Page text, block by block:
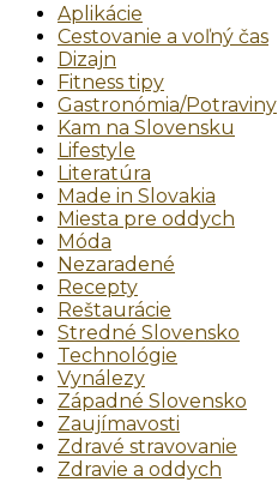
Aplikácie
Cestovanie a voľný čas
Dizajn
Fitness tipy
Gastronómia/Potraviny
Kam na Slovensku
Lifestyle
Literatúra
Made in Slovakia
Miesta pre oddych
Móda
Nezaradené
Recepty
Reštaurácie
Stredné Slovensko
Technológie
Vynálezy
Západné Slovensko
Zaujímavosti
Zdravé stravovanie
Zdravie a oddych